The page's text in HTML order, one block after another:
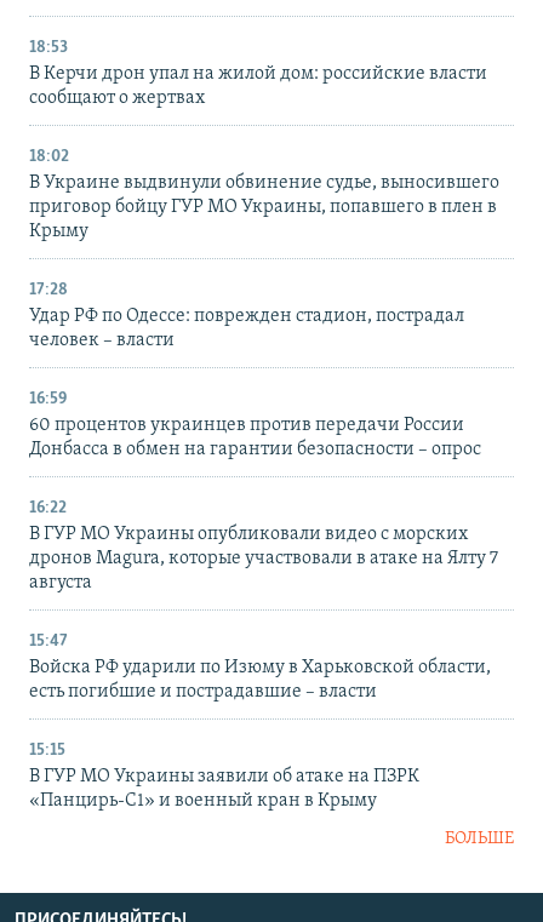
18:53
В Керчи дрон упал на жилой дом: российские власти
сообщают о жертвах
18:02
В Украине выдвинули обвинение судье, выносившего
приговор бойцу ГУР МО Украины, попавшего в плен в
Крыму
17:28
Удар РФ по Одессе: поврежден стадион, пострадал
человек – власти
16:59
60 процентов украинцев против передачи России
Донбасса в обмен на гарантии безопасности – опрос
16:22
В ГУР МО Украины опубликовали видео с морских
дронов Magura, которые участвовали в атаке на Ялту 7
августа
15:47
Войска РФ ударили по Изюму в Харьковской области,
есть погибшие и пострадавшие – власти
15:15
В ГУР МО Украины заявили об атаке на ПЗРК
«Панцирь-С1» и военный кран в Крыму
БОЛЬШЕ